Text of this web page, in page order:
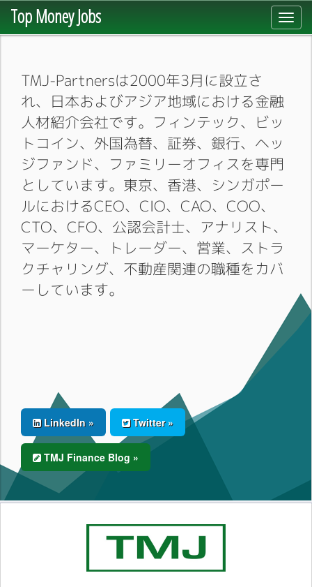
Top Money Jobs
TMJ-Partnersは2000年3月に設立さ
れ、日本およびアジア地域における金融
人材紹介会社です。フィンテック、ビッ
トコイン、外国為替、証券、銀行、ヘッ
ジファンド、ファミリーオフィスを専門
としています。東京、香港、シンガポー
ルにおけるCEO、CIO、CAO、COO、
CTO、CFO、公認会計士、アナリスト、
マーケター、トレーダー、営業、ストラ
クチャリング、不動産関連の職種をカバ
ーしています。
LinkedIn » Twitter »
TMJ Finance Blog »